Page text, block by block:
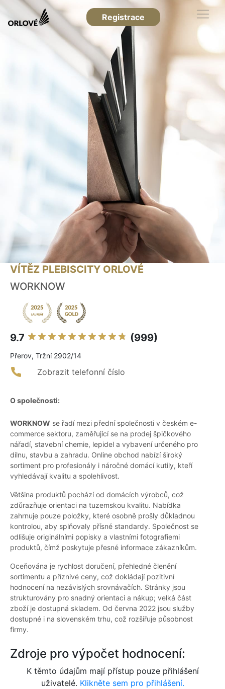
Registrace
VÍTĚZ PLEBISCITY ORLOVÉ
WORKNOW
9.7 (999)
Přerov, Tržní 2902/14
Zobrazit telefonní číslo
O společnosti:
WORKNOW se řadí mezi přední společnosti v českém e-
commerce sektoru, zaměřující se na prodej špičkového
nářadí, stavební chemie, lepidel a vybavení určeného pro
dílnu, stavbu a zahradu. Online obchod nabízí široký
sortiment pro profesionály i náročné domácí kutily, kteří
vyhledávají kvalitu a spolehlivost.
Většina produktů pochází od domácích výrobců, což
zdůrazňuje orientaci na tuzemskou kvalitu. Nabídka
zahrnuje pouze položky, které osobně prošly důkladnou
kontrolou, aby splňovaly přísné standardy. Společnost se
odlišuje originálními popisky a vlastními fotografiemi
produktů, čímž poskytuje přesné informace zákazníkům.
Oceňována je rychlost doručení, přehledné členění
sortimentu a příznivé ceny, což dokládají pozitivní
hodnocení na nezávislých srovnávačích. Stránky jsou
strukturovány pro snadný orientaci a nákup; velká část
zboží je dostupná skladem. Od června 2022 jsou služby
dostupné i na slovenském trhu, což rozšiřuje působnost
firmy.
Zdroje pro výpočet hodnocení:
K těmto údajům mají přístup pouze přihlášení
uživatelé. Klikněte sem pro přihlášení.